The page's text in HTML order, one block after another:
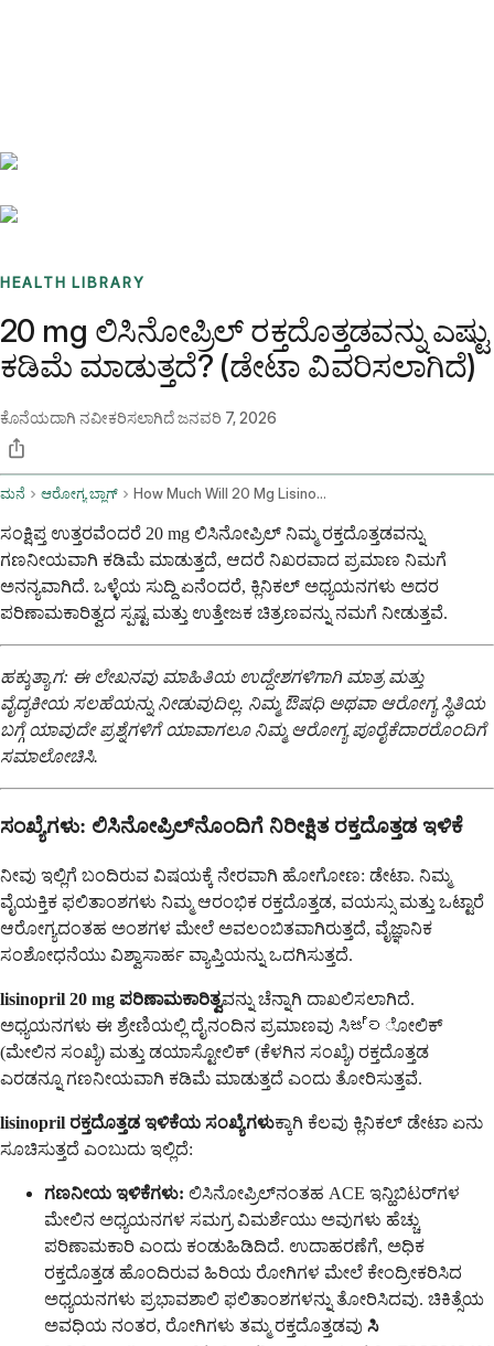
HEALTH LIBRARY
20 mg ಲಿಸಿನೋಪ್ರಿಲ್ ರಕ್ತದೊತ್ತಡವನ್ನು ಎಷ್ಟು
ಕಡಿಮೆ ಮಾಡುತ್ತದೆ? (ಡೇಟಾ ವಿವರಿಸಲಾಗಿದೆ)
ಕೊನೆಯದಾಗಿ ನವೀಕರಿಸಲಾಗಿದೆಜನವರಿ 7, 2026
ಮನೆ ಆರೋಗ್ಯ ಬ್ಲಾಗ್ How Much Will 20 Mg Lisinopril Lower Blood Pressure
ಸಂಕ್ಷಿಪ್ತ ಉತ್ತರವೆಂದರೆ 20 mg ಲಿಸಿನೋಪ್ರಿಲ್ ನಿಮ್ಮ ರಕ್ತದೊತ್ತಡವನ್ನು
ಗಣನೀಯವಾಗಿ ಕಡಿಮೆ ಮಾಡುತ್ತದೆ, ಆದರೆ ನಿಖರವಾದ ಪ್ರಮಾಣ ನಿಮಗೆ
ಅನನ್ಯವಾಗಿದೆ. ಒಳ್ಳೆಯ ಸುದ್ದಿ ಏನೆಂದರೆ, ಕ್ಲಿನಿಕಲ್ ಅಧ್ಯಯನಗಳು ಅದರ
ಪರಿಣಾಮಕಾರಿತ್ವದ ಸ್ಪಷ್ಟ ಮತ್ತು ಉತ್ತೇಜಕ ಚಿತ್ರಣವನ್ನು ನಮಗೆ ನೀಡುತ್ತವೆ.
ಹಕ್ಕುತ್ಯಾಗ: ಈ ಲೇಖನವು ಮಾಹಿತಿಯ ಉದ್ದೇಶಗಳಿಗಾಗಿ ಮಾತ್ರ ಮತ್ತು
ವೈದ್ಯಕೀಯ ಸಲಹೆಯನ್ನು ನೀಡುವುದಿಲ್ಲ. ನಿಮ್ಮ ಔಷಧಿ ಅಥವಾ ಆರೋಗ್ಯ ಸ್ಥಿತಿಯ
ಬಗ್ಗೆ ಯಾವುದೇ ಪ್ರಶ್ನೆಗಳಿಗೆ ಯಾವಾಗಲೂ ನಿಮ್ಮ ಆರೋಗ್ಯ ಪೂರೈಕೆದಾರರೊಂದಿಗೆ
ಸಮಾಲೋಚಿಸಿ.
ಸಂಖ್ಯೆಗಳು: ಲಿಸಿನೋಪ್ರಿಲ್‌ನೊಂದಿಗೆ ನಿರೀಕ್ಷಿತ ರಕ್ತದೊತ್ತಡ ಇಳಿಕೆ
ನೀವು ಇಲ್ಲಿಗೆ ಬಂದಿರುವ ವಿಷಯಕ್ಕೆ ನೇರವಾಗಿ ಹೋಗೋಣ: ಡೇಟಾ. ನಿಮ್ಮ
ವೈಯಕ್ತಿಕ ಫಲಿತಾಂಶಗಳು ನಿಮ್ಮ ಆರಂಭಿಕ ರಕ್ತದೊತ್ತಡ, ವಯಸ್ಸು ಮತ್ತು ಒಟ್ಟಾರೆ
ಆರೋಗ್ಯದಂತಹ ಅಂಶಗಳ ಮೇಲೆ ಅವಲಂಬಿತವಾಗಿರುತ್ತದೆ, ವೈಜ್ಞಾನಿಕ
ಸಂಶೋಧನೆಯು ವಿಶ್ವಾಸಾರ್ಹ ವ್ಯಾಪ್ತಿಯನ್ನು ಒದಗಿಸುತ್ತದೆ.
lisinopril 20 mg ಪರಿಣಾಮಕಾರಿತ್ವವನ್ನು ಚೆನ್ನಾಗಿ ದಾಖಲಿಸಲಾಗಿದೆ.
ಅಧ್ಯಯನಗಳು ಈ ಶ್ರೇಣಿಯಲ್ಲಿ ದೈನಂದಿನ ಪ್ರಮಾಣವು ಸಿස්ටೋಲಿಕ್
(ಮೇಲಿನ ಸಂಖ್ಯೆ) ಮತ್ತು ಡಯಾಸ್ಟೋಲಿಕ್ (ಕೆಳಗಿನ ಸಂಖ್ಯೆ) ರಕ್ತದೊತ್ತಡ
ಎರಡನ್ನೂ ಗಣನೀಯವಾಗಿ ಕಡಿಮೆ ಮಾಡುತ್ತದೆ ಎಂದು ತೋರಿಸುತ್ತವೆ.
lisinopril ರಕ್ತದೊತ್ತಡ ಇಳಿಕೆಯ ಸಂಖ್ಯೆಗಳುಕ್ಕಾಗಿ ಕೆಲವು ಕ್ಲಿನಿಕಲ್ ಡೇಟಾ ಏನು
ಸೂಚಿಸುತ್ತದೆ ಎಂಬುದು ಇಲ್ಲಿದೆ:
ಗಣನೀಯ ಇಳಿಕೆಗಳು: ಲಿಸಿನೋಪ್ರಿಲ್‌ನಂತಹ ACE ಇನ್ಹಿಬಿಟರ್‌ಗಳ
ಮೇಲಿನ ಅಧ್ಯಯನಗಳ ಸಮಗ್ರ ವಿಮರ್ಶೆಯು ಅವುಗಳು ಹೆಚ್ಚು
ಪರಿಣಾಮಕಾರಿ ಎಂದು ಕಂಡುಹಿಡಿದಿದೆ. ಉದಾಹರಣೆಗೆ, ಅಧಿಕ
ರಕ್ತದೊತ್ತಡ ಹೊಂದಿರುವ ಹಿರಿಯ ರೋಗಿಗಳ ಮೇಲೆ ಕೇಂದ್ರೀಕರಿಸಿದ
ಅಧ್ಯಯನಗಳು ಪ್ರಭಾವಶಾಲಿ ಫಲಿತಾಂಶಗಳನ್ನು ತೋರಿಸಿದವು. ಚಿಕಿತ್ಸೆಯ
ಅವಧಿಯ ನಂತರ, ರೋಗಿಗಳು ತಮ್ಮ ರಕ್ತದೊತ್ತಡವು ಸಿ